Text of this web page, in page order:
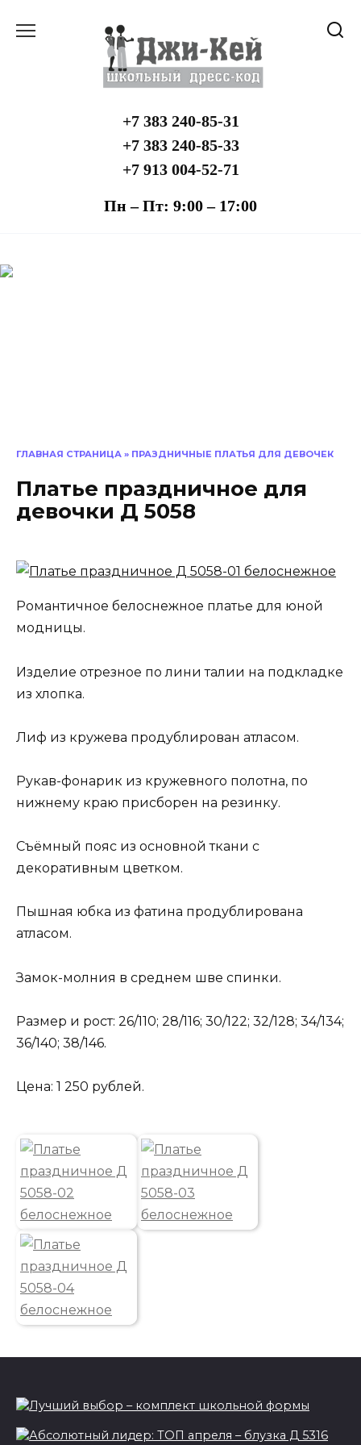
+7 383 240-85-31
+7 383 240-85-33
+7 913 004-52-71
Пн – Пт: 9:00 – 17:00
ГЛАВНАЯ СТРАНИЦА » ПРАЗДНИЧНЫЕ ПЛАТЬЯ ДЛЯ ДЕВОЧЕК
Платье праздничное для
девочки Д 5058
Романтичное белоснежное платье для юной
модницы.
Изделие отрезное по лини талии на подкладке
из хлопка.
Лиф из кружева продублирован атласом.
Рукав-фонарик из кружевного полотна, по
нижнему краю присборен на резинку.
Съёмный пояс из основной ткани с
декоративным цветком.
Пышная юбка из фатина продублирована
атласом.
Замок-молния в среднем шве спинки.
Размер и рост: 26/110; 28/116; 30/122; 32/128; 34/134;
36/140; 38/146.
Цена: 1 250 рублей.